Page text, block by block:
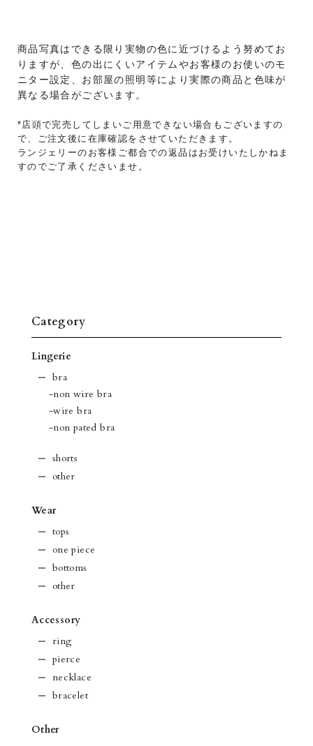
商品写真はできる限り実物の色に近づけるよう努めてお
りますが、色の出にくいアイテムやお客様のお使いのモ
ニター設定、お部屋の照明等により実際の商品と色味が
異なる場合がございます。
*店頭で完売してしまいご用意できない場合もございますの
で、ご注文後に在庫確認をさせていただきます。
ランジェリーのお客様ご都合での返品はお受けいたしかねま
すのでご了承くださいませ。
Category
Lingerie
bra
-non wire bra
-wire bra
-non pated bra
shorts
other
Wear
tops
one piece
bottoms
other
Accessory
ring
pierce
necklace
bracelet
Other